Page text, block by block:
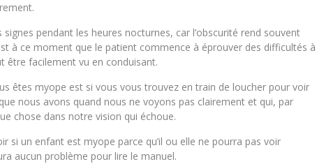
pendant les heures nocturnes, car l’obscurité rend souvent
à ce moment que le patient commence à éprouver des difficultés à
être facilement vu en conduisant.
êtes myope est si vous vous trouvez en train de loucher pour voir
nous avons quand nous ne voyons pas clairement et qui, par
chose dans notre vision qui échoue.
si un enfant est myope parce qu’il ou elle ne pourra pas voir
aucun problème pour lire le manuel.